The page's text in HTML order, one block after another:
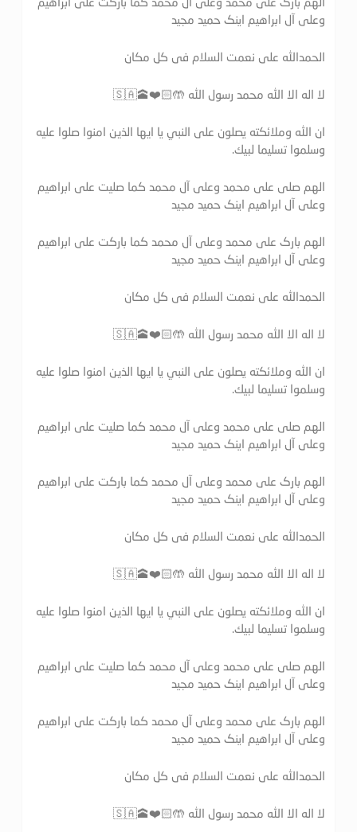
وعلی آل ابراهیم اینک حمید مجید
الحمدالله علی نعمت السلام فی کل مکان
لا اله الا الله محمد رسول الله 🤲🏻❤️🕋🇸🇦
ان الله وملائكته يصلون على النبي يا ايها الذين امنوا صلوا عليه
وسلموا تسليما لبيك.
الهم صلی علی محمد وعلی آل محمد کما صلیت علی ابراهیم
وعلی آل ابراهیم اینک حمید مجید
الهم بارک علی محمد وعلی آل محمد کما بارکت علی ابراهیم
وعلی آل ابراهیم اینک حمید مجید
الحمدالله علی نعمت السلام فی کل مکان
لا اله الا الله محمد رسول الله 🤲🏻❤️🕋🇸🇦
ان الله وملائكته يصلون على النبي يا ايها الذين امنوا صلوا عليه
وسلموا تسليما لبيك.
الهم صلی علی محمد وعلی آل محمد کما صلیت علی ابراهیم
وعلی آل ابراهیم اینک حمید مجید
الهم بارک علی محمد وعلی آل محمد کما بارکت علی ابراهیم
وعلی آل ابراهیم اینک حمید مجید
الحمدالله علی نعمت السلام فی کل مکان
لا اله الا الله محمد رسول الله 🤲🏻❤️🕋🇸🇦
ان الله وملائكته يصلون على النبي يا ايها الذين امنوا صلوا عليه
وسلموا تسليما لبيك.
الهم صلی علی محمد وعلی آل محمد کما صلیت علی ابراهیم
وعلی آل ابراهیم اینک حمید مجید
الهم بارک علی محمد وعلی آل محمد کما بارکت علی ابراهیم
وعلی آل ابراهیم اینک حمید مجید
الحمدالله علی نعمت السلام فی کل مکان
لا اله الا الله محمد رسول الله 🤲🏻❤️🕋🇸🇦